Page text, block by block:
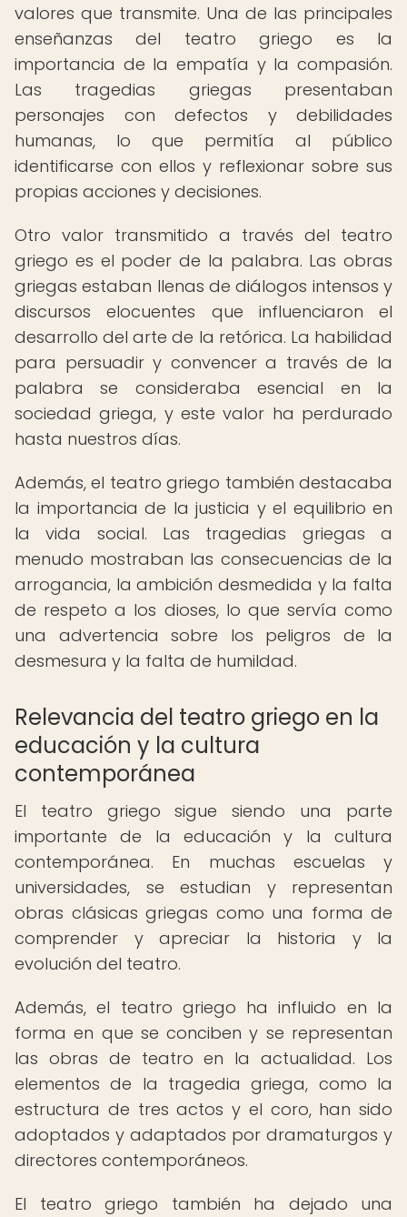
valores que transmite. Una de las principales
enseñanzas del teatro griego es la
importancia de la empatía y la compasión.
Las tragedias griegas presentaban
personajes con defectos y debilidades
humanas, lo que permitía al público
identificarse con ellos y reflexionar sobre sus
propias acciones y decisiones.
Otro valor transmitido a través del teatro
griego es el poder de la palabra. Las obras
griegas estaban llenas de diálogos intensos y
discursos elocuentes que influenciaron el
desarrollo del arte de la retórica. La habilidad
para persuadir y convencer a través de la
palabra se consideraba esencial en la
sociedad griega, y este valor ha perdurado
hasta nuestros días.
Además, el teatro griego también destacaba
la importancia de la justicia y el equilibrio en
la vida social. Las tragedias griegas a
menudo mostraban las consecuencias de la
arrogancia, la ambición desmedida y la falta
de respeto a los dioses, lo que servía como
una advertencia sobre los peligros de la
desmesura y la falta de humildad.
Relevancia del teatro griego en la
educación y la cultura
contemporánea
El teatro griego sigue siendo una parte
importante de la educación y la cultura
contemporánea. En muchas escuelas y
universidades, se estudian y representan
obras clásicas griegas como una forma de
comprender y apreciar la historia y la
evolución del teatro.
Además, el teatro griego ha influido en la
forma en que se conciben y se representan
las obras de teatro en la actualidad. Los
elementos de la tragedia griega, como la
estructura de tres actos y el coro, han sido
adoptados y adaptados por dramaturgos y
directores contemporáneos.
El teatro griego también ha dejado una